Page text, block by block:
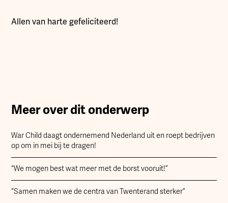
Allen van harte gefeliciteerd!
Meer over dit onderwerp
War Child daagt ondernemend Nederland uit en roept bedrijven
op om in mei bij te dragen!
“We mogen best wat meer met de borst vooruit!”
“Samen maken we de centra van Twenterand sterker”